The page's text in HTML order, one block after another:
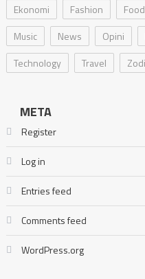
Ekonomi Fashion Food
Music
News Opini
Technology
Travel
META
Register
Log in
Entries feed
Comments feed
WordPress.org